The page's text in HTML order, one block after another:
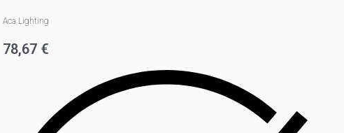
Aca Lighting
78,67 €